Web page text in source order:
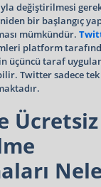
değiştirilmesi
bir başlangıç
mümkündür.
platform
üçüncü taraf
Twitter sadece